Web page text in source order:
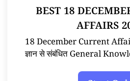
BEST 18
AFFAIRS
18 December Current
ज्ञान से संबंधित General